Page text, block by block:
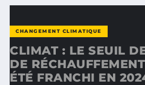
CHANGEMENT CLIMATIQUE
CLIMAT : LE SEUIL
DE
ÉTÉ FRANCHI EN